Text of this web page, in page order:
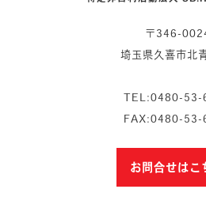
〒346-
埼玉県久喜市北
TEL:0480-53-
FAX:0480-53-
お問合せはこ